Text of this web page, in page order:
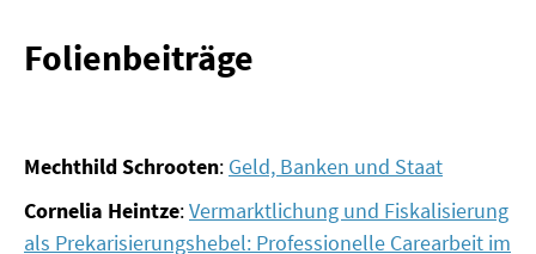
Folienbeiträge
Mechthild Schrooten: Geld, Banken und Staat
Cornelia Heintze:Vermarktlichung und Fiskalisierung
als Prekarisierungshebel: Professionelle Carearbeit im